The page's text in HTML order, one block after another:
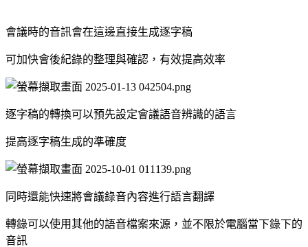
會議時的音訊會在這邊直接生成逐字稿
可加快會後紀錄的整理與確認，有效提高效率
逐字稿的轉換可以預先設定會議語音辨識的語言
提高逐字稿生成的準確度
同時還能快速將會議錄音內容進行語言翻譯
轉錄可以使用其他的語音檔案來源，並不限於電腦當下錄下的
音訊